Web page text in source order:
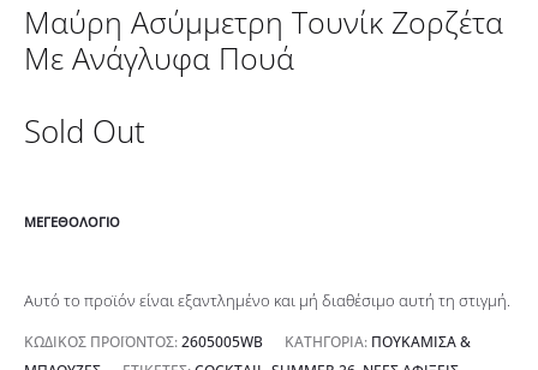
Μαύρη Ασύμμετρη Τουνίκ Ζορζέτα
Με Ανάγλυφα Πουά
Sold Out
ΜΕΓΕΘΟΛΌΓΙΟ
Αυτό το προϊόν είναι εξαντλημένο και μή διαθέσιμο αυτή τη στιγμή.
ΚΩΔΙΚΌΣ ΠΡΟΪΌΝΤΟΣ:2605005WB ΚΑΤΗΓΟΡΊΑ: ΠΟΥΚΆΜΙΣΑ &